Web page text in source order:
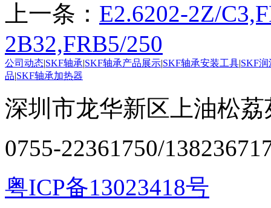
上一条： E2.6202-2Z/
2B32,FRB5/250
公司动态|SKF轴承|SKF轴承产品展示|SKF轴承安装工具|SKF
品|SKF轴承加热器
深圳市龙华新区上油松
0755-22361750/
粤ICP备13023418号